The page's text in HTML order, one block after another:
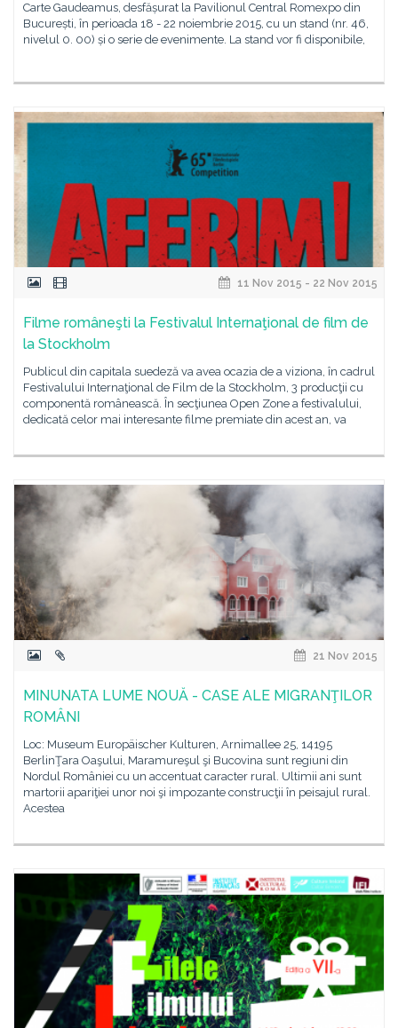
Carte Gaudeamus, desfășurat la Pavilionul Central Romexpo din
București, în perioada 18 - 22 noiembrie 2015, cu un stand (nr. 46,
nivelul 0. 00) și o serie de evenimente. La stand vor fi disponibile,
11 Nov 2015 - 22 Nov 2015
Filme româneşti la Festivalul Internaţional de film de
la Stockholm
Publicul din capitala suedeză va avea ocazia de a viziona, în cadrul
Festivalului Internaţional de Film de la Stockholm, 3 producţii cu
componentă românească. În secţiunea Open Zone a festivalului,
dedicată celor mai interesante filme premiate din acest an, va
21 Nov 2015
MINUNATA LUME NOUĂ - CASE ALE MIGRANŢILOR
ROMÂNI
Loc: Museum Europäischer Kulturen, Arnimallee 25, 14195
BerlinŢara Oaşului, Maramureşul şi Bucovina sunt regiuni din
Nordul României cu un accentuat caracter rural. Ultimii ani sunt
martorii apariţiei unor noi şi impozante construcţii în peisajul rural.
Acestea